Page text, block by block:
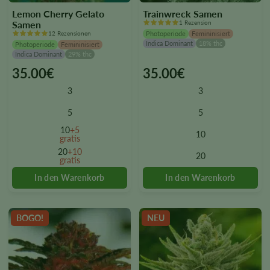
Lemon Cherry Gelato
Samen
12 Rezensionen
Photoperiode
Femininisiert
Indica Dominant
29% thc
35.00€
3
5
10+5
gratis
20+10
gratis
This
chosen
the
product
page
Trainwreck Samen
1 Rezension
Photoperiode
Femininisiert
Indica Dominant
18% thc
35.00€
3
5
10
20
This
chosen
the
product
page
BOGO! NEU